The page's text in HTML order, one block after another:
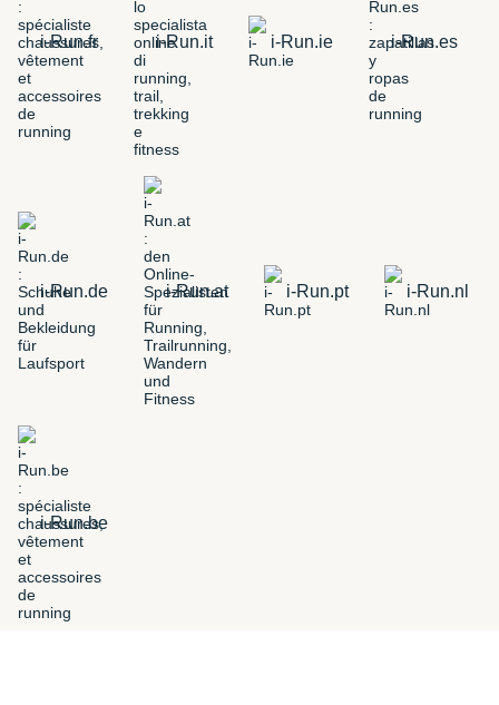
i-Run.fr i-Run.it i-Run.ie i-Run.es
i-Run.de i-Run.at i-Run.pt i-Run.nl
i-Run.be